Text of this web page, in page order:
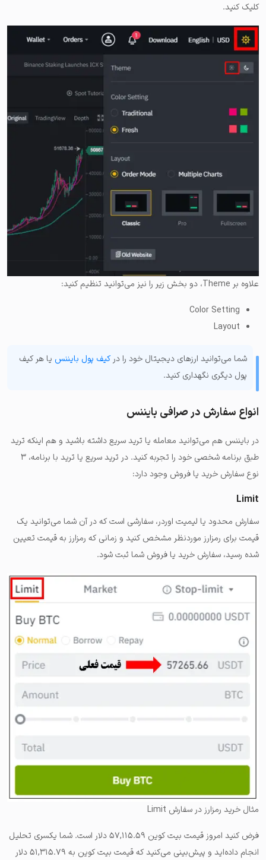
کلیک کنید.
علاوه بر Theme، دو بخش زیر را نیز می‌توانید تنظیم کنید:
Color Setting
Layout
شما می‌توانید ارزهای دیجیتال خود را درکیف پول بایننس یا هر کیف
پول دیگری نگهداری کنید.
انواع سفارش در صرافی بایننس
در بایننس هم می‌توانید معامله یا ترید سریع داشته باشید و هم اینکه ترید
طبق برنامه شخصی خود را تجربه کنید. در ترید سریع یا ترید با برنامه، ۳
نوع سفارش خرید یا فروش وجود دارد:
Limit
سفارش محدود یا لیمیت اوردر، سفارشی است که در آن شما می‌توانید یک
قیمت برای رمزارز موردنظر مشخص کنید و زمانی که رمزارز به قیمت تعیین
شده رسید، سفارش خرید یا فروش شما ثبت شود.
مثال خرید رمزارز در سفارش Limit
فرض کنید امروز قیمت بیت کوین ۵۷,۱۱۵.۵۹ دلار است. شما یکسری تحلیل
انجام داده‌اید و پیش‌بینی می‌کنید که قیمت بیت کوین به ۵۱,۳۱۵.۷۹ دلار